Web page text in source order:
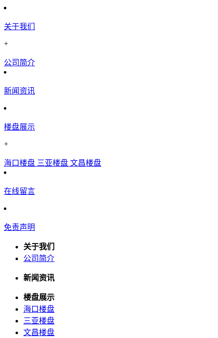
关于我们
+
公司简介
新闻资讯
楼盘展示
+
海口楼盘 三亚楼盘 文昌楼盘
在线留言
免责声明
关于我们
公司简介
新闻资讯
楼盘展示
海口楼盘
三亚楼盘
文昌楼盘